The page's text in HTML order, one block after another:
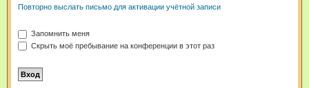
Повторно выслать письмо для активации учётной записи
Запомнить меня
Скрыть моё пребывание на конференции в этот раз